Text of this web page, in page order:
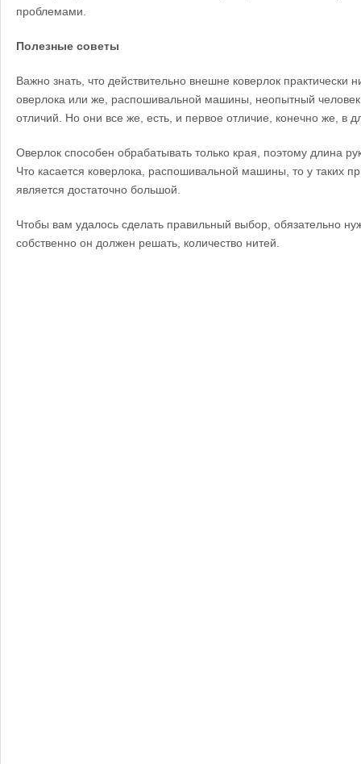
проблемами.
Полезные советы
Важно знать, что действительно внешне коверлок практически
оверлока или же, распошивальной машины, неопытный человек
отличий. Но они все же, есть, и первое отличие, конечно же, в
Оверлок способен обрабатывать только края, поэтому длина
Что касается коверлока, распошивальной машины, то у таких
является достаточно большой.
Чтобы вам удалось сделать правильный выбор, обязательно
собственно он должен решать, количество нитей.